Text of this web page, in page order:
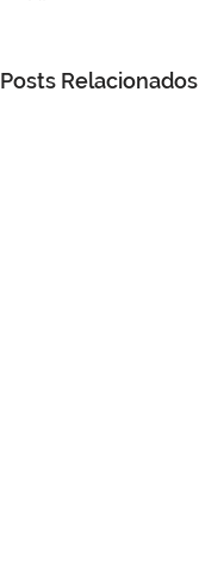
Posts Relacionados